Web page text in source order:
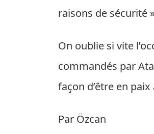
raisons de sécurité
On oublie si vite
commandés par
façon d’être en
Par Özcan